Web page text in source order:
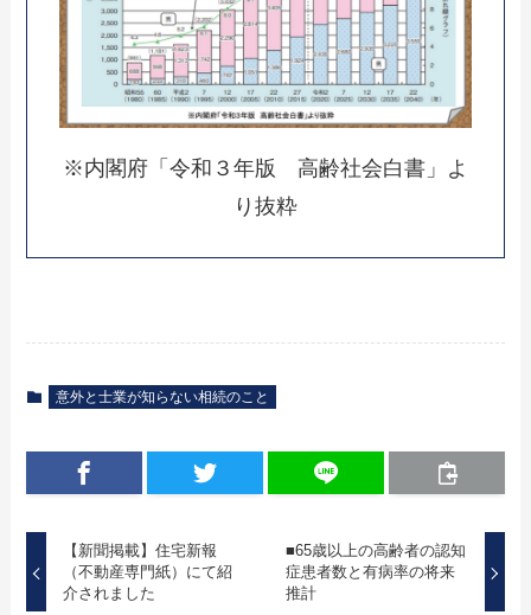
※内閣府「令和３年版 高齢社会白書」よ
り抜粋
意外と士業が知らない相続のこと
【新聞掲載】住宅新報
（不動産専門紙）にて紹
介されました
■65歳以上の高齢者の認知
症患者数と有病率の将来
推計